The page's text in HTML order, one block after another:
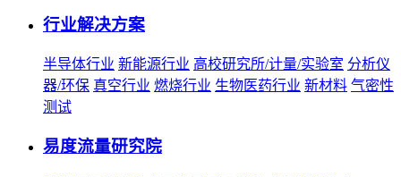
行业解决方案
半导体行业 新能源行业 高校研究所/计量/实验室 分析仪
器/环保 真空行业 燃烧行业 生物医药行业 新材料 气密性
测试
易度流量研究院